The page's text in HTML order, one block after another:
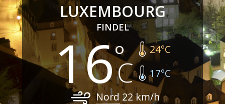
LUXEMBOURG
FINDEL
16 24°C
17°C
Nord 22km/h